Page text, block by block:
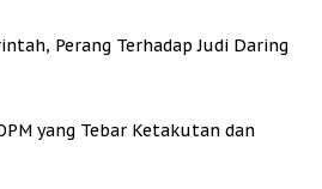
Perang Terhadap Judi Daring
yang Tebar Ketakutan dan